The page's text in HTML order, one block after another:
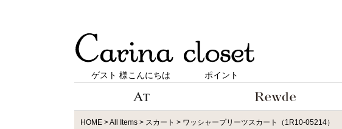
ゲスト 様こんにちは ポイント
HOME All Items スカート ワッシャープリーツスカート（1R10-05214）